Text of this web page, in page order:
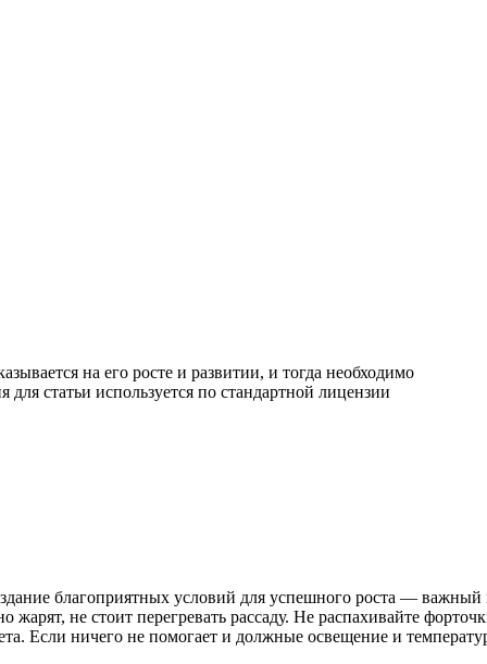
на его росте и развитии, и тогда необходимо
статьи используется по стандартной лицензии
благоприятных условий для успешного роста —
не стоит перегревать рассаду. Не распахивайте
Если ничего не помогает и должные освещение и